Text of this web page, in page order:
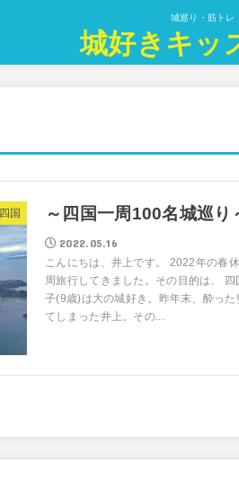
城巡り・筋トレ
城好きキッ
四国 ～四国一周100名城巡
2022.05.16
こんにちは、井上です。 2022年の春
周旅行してきました。その目的は、
子(9歳)は大の城好き。昨年末、酔っ
てしまった井上。その...